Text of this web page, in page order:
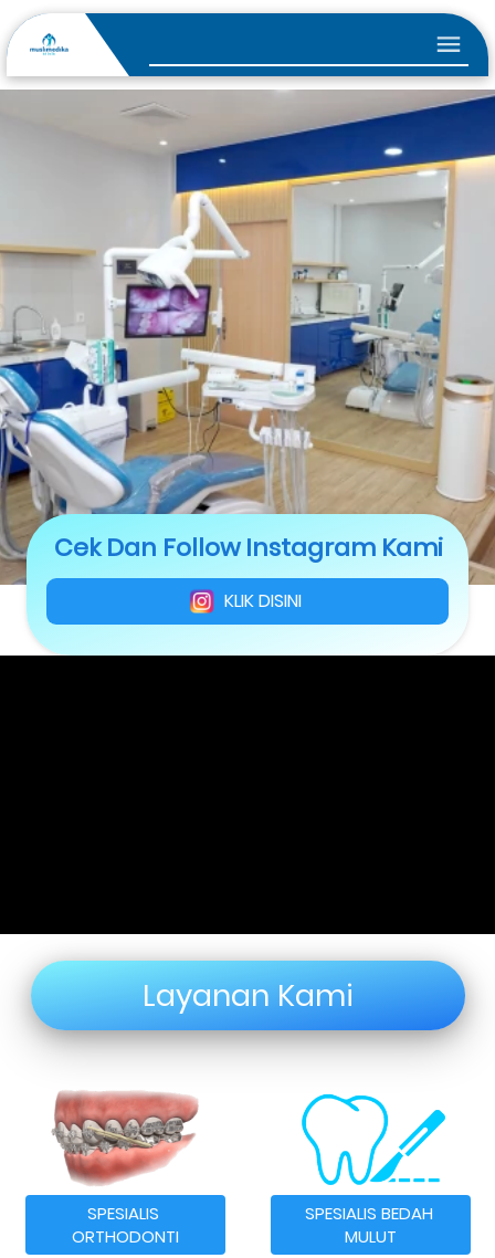
Cek Dan Follow Instagram Kami
` KLIK DISINI
Layanan Kami
SPESIALIS
ORTHODONTI
SPESIALIS BEDAH
MULUT